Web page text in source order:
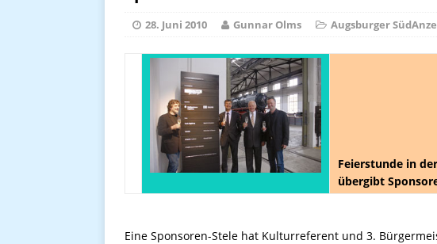
28. Juni 2010 Gunnar Olms Augsburger
Feierstunde in
übergibt
Eine Sponsoren-Stele hat Kulturreferent und 3.